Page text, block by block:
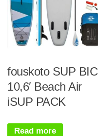
fouskoto SUP BIC
10,6′ Beach Air
iSUP PACK
Read more